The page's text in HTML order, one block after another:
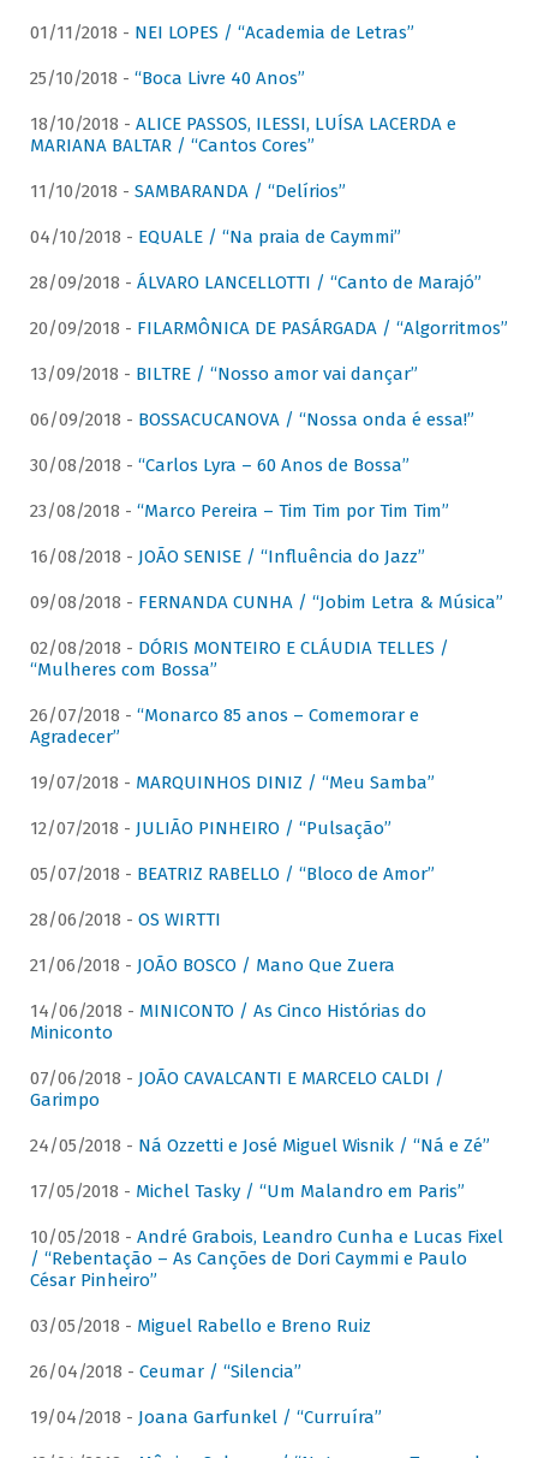
01/11/2018 - NEI LOPES / “Academia de Letras”
25/10/2018 - “Boca Livre 40 Anos”
18/10/2018 - ALICE PASSOS, ILESSI, LUÍSA LACERDA e
MARIANA BALTAR / “Cantos Cores”
11/10/2018 - SAMBARANDA / “Delírios”
04/10/2018 - EQUALE / “Na praia de Caymmi”
28/09/2018 - ÁLVARO LANCELLOTTI / “Canto de Marajó”
20/09/2018 - FILARMÔNICA DE PASÁRGADA / “Algorritmos”
13/09/2018 - BILTRE / “Nosso amor vai dançar”
06/09/2018 - BOSSACUCANOVA / “Nossa onda é essa!”
30/08/2018 - “Carlos Lyra – 60 Anos de Bossa”
23/08/2018 - “Marco Pereira – Tim Tim por Tim Tim”
16/08/2018 - JOÃO SENISE / “Influência do Jazz”
09/08/2018 - FERNANDA CUNHA / “Jobim Letra & Música”
02/08/2018 - DÓRIS MONTEIRO E CLÁUDIA TELLES /
“Mulheres com Bossa”
26/07/2018 - “Monarco 85 anos – Comemorar e
Agradecer”
19/07/2018 - MARQUINHOS DINIZ / “Meu Samba”
12/07/2018 - JULIÃO PINHEIRO / “Pulsação”
05/07/2018 - BEATRIZ RABELLO / “Bloco de Amor”
28/06/2018 - OS WIRTTI
21/06/2018 - JOÃO BOSCO / Mano Que Zuera
14/06/2018 - MINICONTO / As Cinco Histórias do
Miniconto
07/06/2018 - JOÃO CAVALCANTI E MARCELO CALDI /
Garimpo
24/05/2018 - Ná Ozzetti e José Miguel Wisnik / “Ná e Zé”
17/05/2018 - Michel Tasky / “Um Malandro em Paris”
10/05/2018 - André Grabois, Leandro Cunha e Lucas Fixel
/ “Rebentação – As Canções de Dori Caymmi e Paulo
César Pinheiro”
03/05/2018 - Miguel Rabello e Breno Ruiz
26/04/2018 - Ceumar / “Silencia”
19/04/2018 - Joana Garfunkel / “Curruíra”